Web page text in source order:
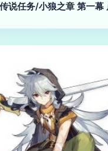
传说任务/小狼之章 第一幕